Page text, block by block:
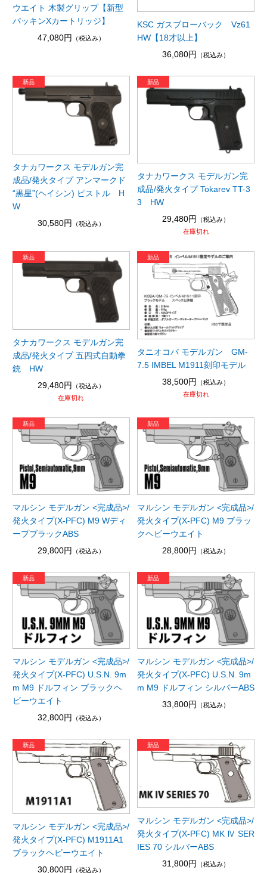
ウエイト 木製グリップ【新型
パッキンXカートリッジ】
47,080円
（税込み）
KSC ガスブローバック Vz61
HW【18才以上】
36,080円
（税込み）
タナカワークス モデルガン完
成品/発火タイプ アンマークド
“黒星”(ヘイシン) ピストル H
W
30,580円
（税込み）
タナカワークス モデルガン完
成品/発火タイプ Tokarev TT-3
3 HW
29,480円
（税込み）
在庫切れ
タナカワークス モデルガン完
成品/発火タイプ 五四式自動拳
銃 HW
29,480円
（税込み）
在庫切れ
タニオコバ モデルガン GM-
7.5 IMBEL M1911刻印モデル
38,500円
（税込み）
在庫切れ
マルシン モデルガン <完成品>/
発火タイプ(X-PFC) M9 Wディ
ープブラックABS
29,800円
（税込み）
マルシン モデルガン <完成品>/
発火タイプ(X-PFC) M9 ブラッ
クヘビーウエイト
28,800円
（税込み）
マルシン モデルガン <完成品>/
発火タイプ(X-PFC) U.S.N. 9m
m M9 ドルフィン ブラックヘ
ビーウエイト
32,800円
（税込み）
マルシン モデルガン <完成品>/
発火タイプ(X-PFC) U.S.N. 9m
m M9 ドルフィン シルバーABS
33,800円
（税込み）
マルシン モデルガン <完成品>/
発火タイプ(X-PFC) M1911A1
ブラックヘビーウエイト
30,800円
（税込み）
マルシン モデルガン <完成品>/
発火タイプ(X-PFC) MK Ⅳ SER
IES 70 シルバーABS
31,800円
（税込み）